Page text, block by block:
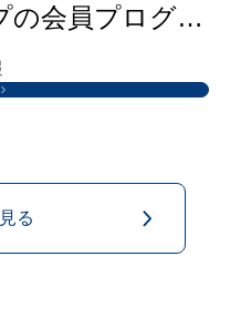
の会員プログラ
る